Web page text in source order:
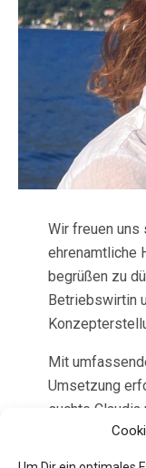
Wir freuen uns
ehrenamtliche
begrüßen zu
Betriebswirtin
Mit
Umsetzung
suchte Claudia
Sie wollte und